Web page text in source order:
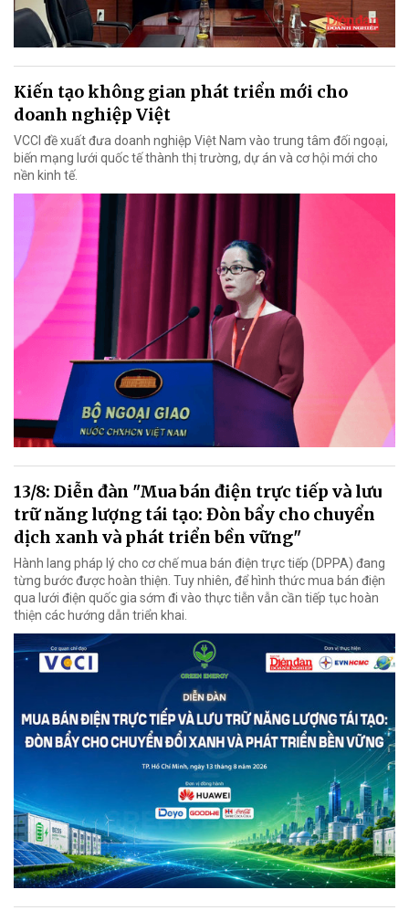
Kiến tạo không gian phát triển mới cho
doanh nghiệp Việt
VCCI đề xuất đưa doanh nghiệp Việt Nam vào trung tâm đối ngoại,
biến mạng lưới quốc tế thành thị trường, dự án và cơ hội mới cho
nền kinh tế.
13/8: Diễn đàn "Mua bán điện trực tiếp và lưu
trữ năng lượng tái tạo: Đòn bẩy cho chuyển
dịch xanh và phát triển bền vững"
Hành lang pháp lý cho cơ chế mua bán điện trực tiếp (DPPA) đang
từng bước được hoàn thiện. Tuy nhiên, để hình thức mua bán điện
qua lưới điện quốc gia sớm đi vào thực tiễn vẫn cần tiếp tục hoàn
thiện các hướng dẫn triển khai.